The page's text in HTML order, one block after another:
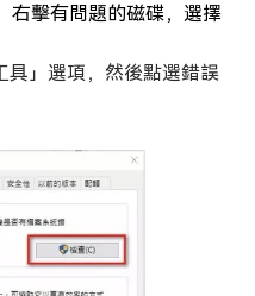
右擊有問題的磁碟，選擇
具」選項，然後點選錯誤